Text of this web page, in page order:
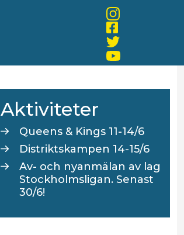
Aktiviteter
Queens & Kings 11-14/6
Distriktskampen 14-15/6
Av- och nyanmälan av lag
Stockholmsligan. Senast
30/6!